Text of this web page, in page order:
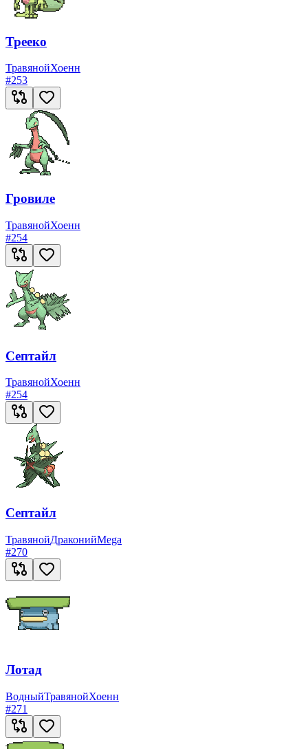
Трееко
ТравянойХоенн
#253
Гровиле
ТравянойХоенн
#254
Септайл
ТравянойХоенн
#254
Септайл
ТравянойДраконийMega
#270
Лотад
ВодныйТравянойХоенн
#271